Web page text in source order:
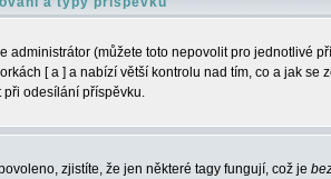
(můžete toto nepovolit pro jednotlivé
[ a ] a nabízí větší kontrolu nad tím, co a jak se
při odesílání příspěvku.
zjistíte, že jen některé tagy fungují, což je